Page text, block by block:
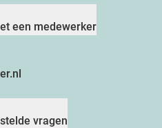
een medewerker
vragen